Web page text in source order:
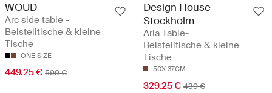
WOUD
Arc side table -
Beistelltische & kleine
Tische
ONE SIZE
449.25 € 599 €
Design House
Stockholm
Aria Table-
Beistelltische & kleine
Tische
50X 37CM
329.25 € 439 €